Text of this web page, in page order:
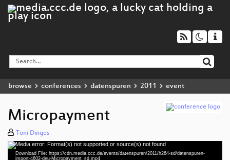
browse conferences datenspuren 2011 event
Micropayment
Toni Dinges
Video
Player
Media error: Format(s) not supported or source(s) not found
Download File: https://cdn.media.ccc.de/events/datenspuren/2011/h264-sd/datenspuren-
import-4602-deu-Micropayment_sd.mp4